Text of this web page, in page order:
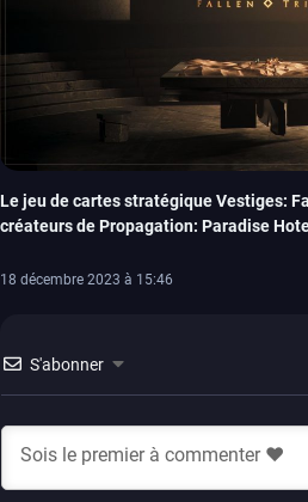
Le jeu de cartes stratégique Vestiges:
créateurs de Propagation: Paradise
18 décembre 2023 à 15:46
S'abonner